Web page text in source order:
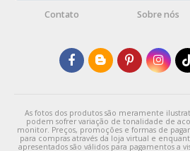
Contato Sobre nós
As fotos dos produtos são meramente
podem sofrer variação de tonalidade de
monitor. Preços, promoções e formas de
para compras através da loja virtual e
apresentados são válidos para pagamentos a